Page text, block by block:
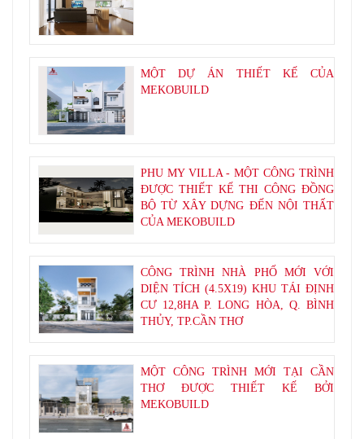
MỘT DỰ ÁN THIẾT KẾ CỦA
MEKOBUILD
PHU MY VILLA - MỘT CÔNG TRÌNH
ĐƯỢC THIẾT KẾ THI CÔNG ĐỒNG
BỘ TỪ XÂY DỰNG ĐẾN NỘI THẤT
CỦA MEKOBUILD
CÔNG TRÌNH NHÀ PHỐ MỚI VỚI
DIỆN TÍCH (4.5X19) KHU TÁI ĐỊNH
CƯ 12,8HA P. LONG HÒA, Q. BÌNH
THỦY, TP.CẦN THƠ
MỘT CÔNG TRÌNH MỚI TẠI CẦN
THƠ ĐƯỢC THIẾT KẾ BỞI
MEKOBUILD